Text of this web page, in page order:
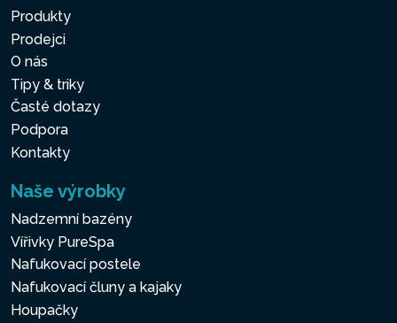
Produkty
Prodejci
O nás
Tipy & triky
Časté dotazy
Podpora
Kontakty
Naše výrobky
Nadzemní bazény
Vířivky PureSpa
Nafukovací postele
Nafukovací čluny a kajaky
Houpačky